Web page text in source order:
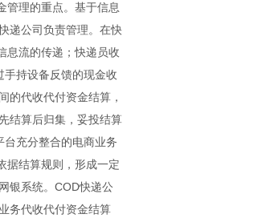
管理的重点。基于信息
递公司负责管理。在快
息流的传递；快递员收
持设备反馈的现金收
的代收代付资金结算，
结算后归集，妥投结算
充分整合的电商业务
据结算规则，形成一定
银系统。COD快递公
务代收代付资金结算